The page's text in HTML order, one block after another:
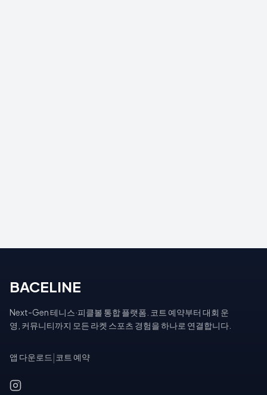
BACELINE
Next-Gen 테니스·피클볼 통합 플랫폼. 코트 예약부터 대회 운
영, 커뮤니티까지 모든 라켓 스포츠 경험을 하나로 연결합니다.
앱 다운로드 코트 예약